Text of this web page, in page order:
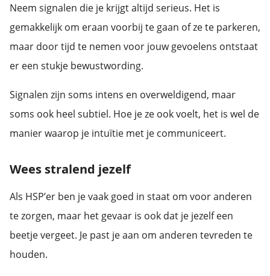
Neem signalen die je krijgt altijd serieus. Het is
gemakkelijk om eraan voorbij te gaan of ze te parkeren,
maar door tijd te nemen voor jouw gevoelens ontstaat
er een stukje bewustwording.
Signalen zijn soms intens en overweldigend, maar
soms ook heel subtiel. Hoe je ze ook voelt, het is wel de
manier waarop je intuïtie met je communiceert.
Wees stralend jezelf
Als HSP’er ben je vaak goed in staat om voor anderen
te zorgen, maar het gevaar is ook dat je jezelf een
beetje vergeet. Je past je aan om anderen tevreden te
houden.